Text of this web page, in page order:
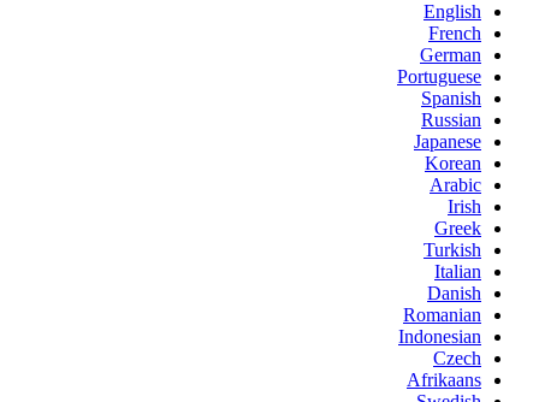
English
French
German
Portuguese
Spanish
Russian
Japanese
Korean
Arabic
Irish
Greek
Turkish
Italian
Danish
Romanian
Indonesian
Czech
Afrikaans